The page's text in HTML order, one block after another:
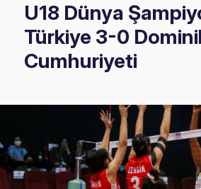
U18 Dünya
Türkiye 3-0
Cumhuriyeti